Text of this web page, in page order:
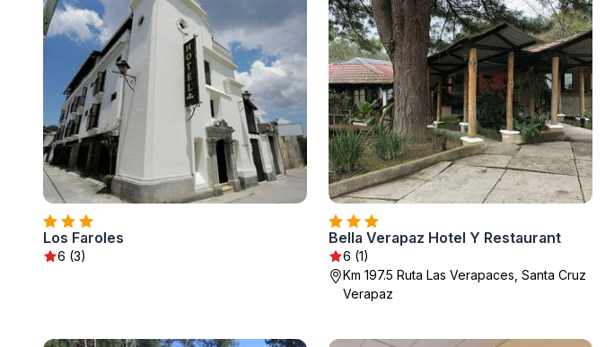
Los Faroles
6 (3)
Bella Verapaz Hotel Y Restaurant
6 (1)
Km 197.5 Ruta Las Verapaces, Santa Cruz
Verapaz